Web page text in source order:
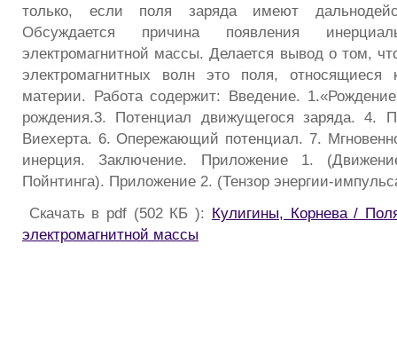
только, если поля заряда имеют
Обсуждается причина появления
электромагнитной массы. Делается вывод о том,
электромагнитных волн это поля,
материи. Работа содержит: Введение.
рождения.3. Потенциал движущегося заряда. 4.
Виехерта. 6. Опережающий потенциал. 7.
инерция. Заключение. Приложение 1.
Пойнтинга). Приложение 2. (Тензор энергии-
Скачать в pdf (502 КБ ): Кулигины, Корнева /
электромагнитной массы